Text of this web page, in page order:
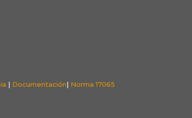
| Documentación| Norma 17065